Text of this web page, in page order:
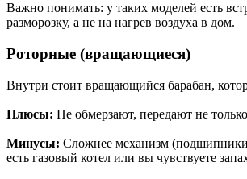
Важно понимать: у таких моделей есть
разморозку, а не на нагрев воздуха в дом.
Роторные (вращающиеся)
Внутри стоит вращающийся барабан,
Плюсы: Не обмерзают, передают не
Минусы: Сложнее механизм
есть газовый котел или вы чувствуете